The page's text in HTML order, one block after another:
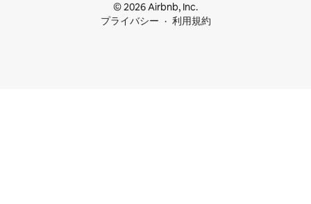
© 2026 Airbnb, Inc.
プライバシー
利用規約